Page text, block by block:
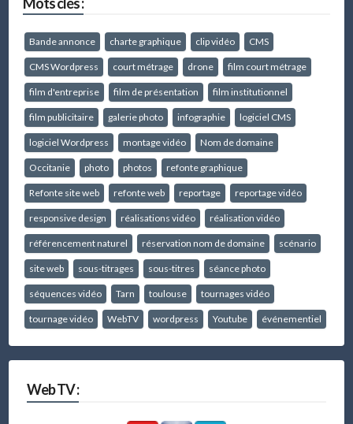
Bande annonce charte graphique clip vidéo CMS
CMS Wordpress court métrage drone film court métrage
film d'entreprise film de présentation film institutionnel
film publicitaire galerie photo infographie logiciel CMS
logiciel Wordpress montage vidéo Nom de domaine
Occitanie photo photos refonte graphique
Refonte site web refonte web reportage reportage vidéo
responsive design réalisations vidéo réalisation vidéo
référencement naturel réservation nom de domaine scénario
site web sous-titrages sous-titres séance photo
séquences vidéo Tarn toulouse tournages vidéo
tournage vidéo WebTV wordpress Youtube événementiel
Web TV :